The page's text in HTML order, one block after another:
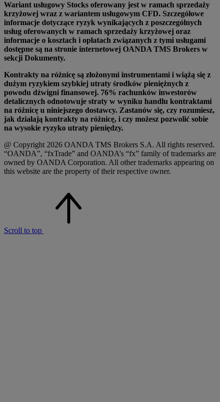
Wariant usługowy Stocks oferowany jest w ramach sprzedaży
krzyżowej wraz z wariantem usługowym CFD. Szczegółowe
informacje dotyczące ryzyk wynikających z poszczególnych
usług oferowanych w ramach sprzedaży krzyżowej oraz
informacje o kosztach i opłatach związanych z tymi usługami
dostępne są na stronie internetowej OANDA TMS Brokers w
sekcji Dokumenty.
Kontrakty na różnicę są złożonymi instrumentami i wiążą się z
dużym ryzykiem szybkiej utraty środków pieniężnych z
powodu dźwigni finansowej. 76% rachunków inwestorów
detalicznych odnotowuje straty w wyniku handlu kontraktami
na różnicę u niniejszego dostawcy. Zastanów się, czy rozumiesz,
jak działają kontrakty na różnicę, i czy możesz pozwolić sobie
na wysokie ryzyko utraty pieniędzy.
@ Copyright 2026 OANDA TMS Brokers S.A. All rights reserved.
“OANDA”, “fxTrade” and OANDA’s “fx” family of trademarks are
owned by OANDA Corporation. All other trademarks appearing on
this website are the property of their respective owner.
Scroll to top